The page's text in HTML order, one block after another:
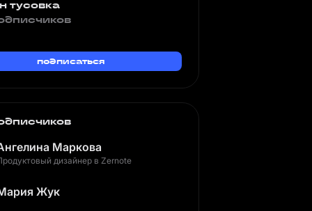
тусовка
подписаться
Маркова
дизайнер в Zernote
Жук